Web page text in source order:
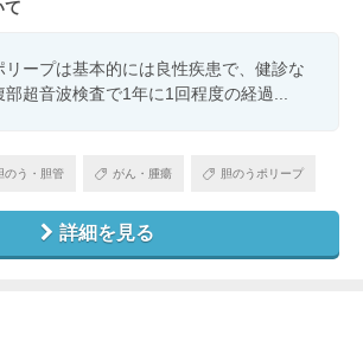
て
リープは基本的には良性疾患で、健診な
部超音波検査で1年に1回程度の経過...
のう・胆管 がん・腫瘍 胆のうポリープ
詳細を見る